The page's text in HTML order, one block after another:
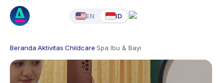
EN ID
Beranda·Aktivitas·Childcare·Spa Ibu & Bayi